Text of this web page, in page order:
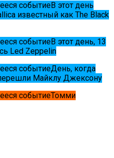
событиеВ этот день
известный как The Black
событиеВ этот день, 13
Led Zeppelin
событиеДень, когда
Майклу Джексону
событиеТомми